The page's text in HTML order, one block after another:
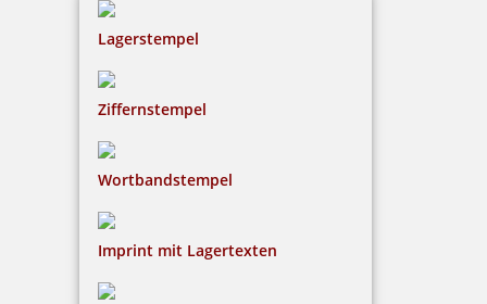
Lagerstempel
Ziffernstempel
Wortbandstempel
Imprint mit Lagertexten
Braille Orientierungsschild Treppen mit Piktogramm
48,91 €